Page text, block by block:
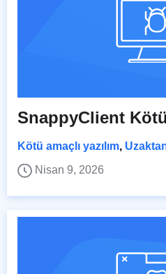
SnappyClient Kötü
Kötü amaçlı yazılım,
Nisan 9, 2026